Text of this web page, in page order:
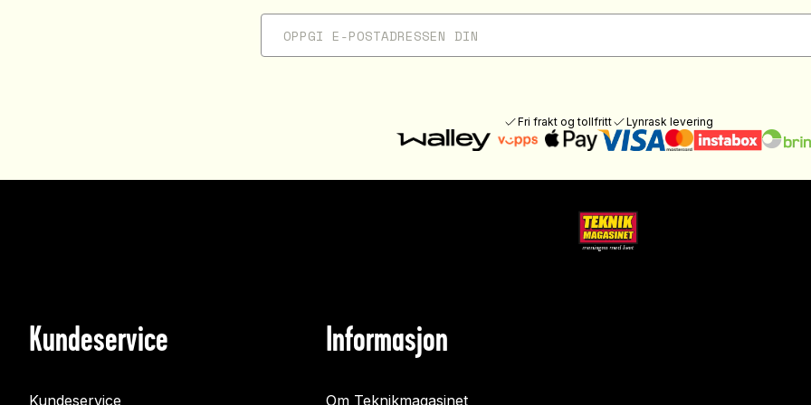
Fri frakt og tollfritt Lynrask levering
Kundeservice
Kundeservice
Informasjon
Om Teknikmagasinet